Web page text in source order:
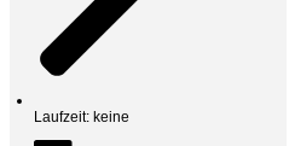
Laufzeit: keine